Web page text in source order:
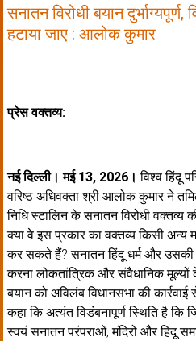
सनातन विरोधी बयान दुर्भाग्यपूर्ण,
हटाया जाए : आलोक कुमार
प्रेस वक्तव्य:
नई दिल्ली। मई 13, 2026। विश्व हिंदू
वरिष्ठ अधिवक्ता श्री आलोक कुमार ने
निधि स्टालिन के सनातन विरोधी वक्तव्य
क्या वे इस प्रकार का वक्तव्य किसी अन्य
कर सकते हैं? सनातन हिंदू धर्म और
करना लोकतांत्रिक और संवैधानिक मूल्यों
बयान को अविलंब विधानसभा की कार्रवाई
कहा कि अत्यंत विडंबनापूर्ण स्थिति है कि
स्वयं सनातन परंपराओं, मंदिरों और हिंदू